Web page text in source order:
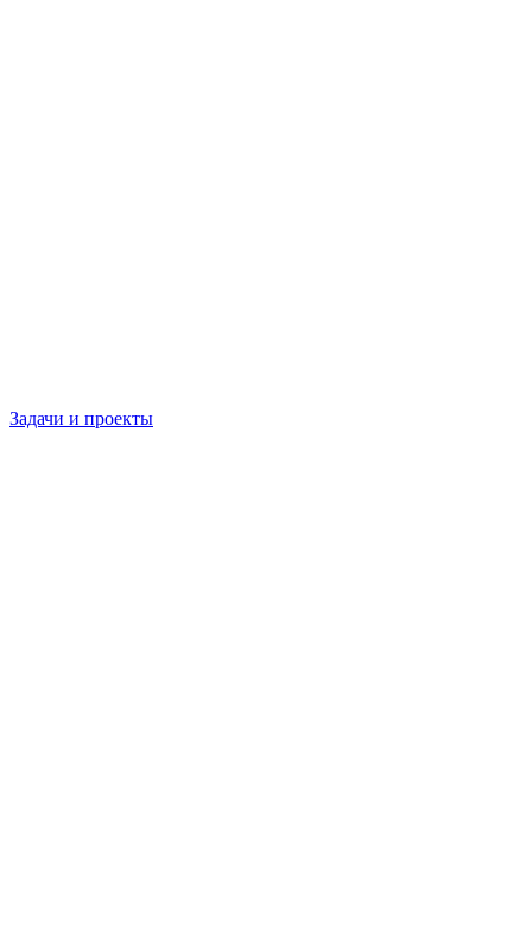
Задачи и проекты